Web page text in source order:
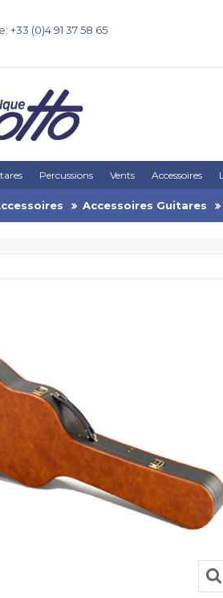
+33 (0)4 91 37 58 65
Percussions Vents Accessoires
Accessoires Guitares